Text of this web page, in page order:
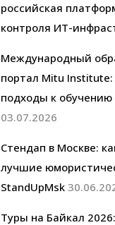
российская
контроля ИТ-
Международный
портал Mitu
подходы к
03.07.2026
Стендап в Москве:
лучшие
StandUpMsk
Туры на Байкал